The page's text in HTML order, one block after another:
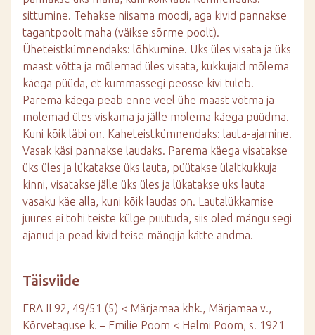
sittumine. Tehakse niisama moodi, aga kivid pannakse
tagantpoolt maha (väikse sõrme poolt).
Üheteistkümnendaks: lõhkumine. Üks üles visata ja üks
maast võtta ja mõlemad üles visata, kukkujaid mõlema
käega püüda, et kummassegi peosse kivi tuleb.
Parema käega peab enne veel ühe maast võtma ja
mõlemad üles viskama ja jälle mõlema käega püüdma.
Kuni kõik läbi on. Kaheteistkümnendaks: lauta-ajamine.
Vasak käsi pannakse laudaks. Parema käega visatakse
üks üles ja lükatakse üks lauta, püütakse ülaltkukkuja
kinni, visatakse jälle üks üles ja lükatakse üks lauta
vasaku käe alla, kuni kõik laudas on. Lautalükkamise
juures ei tohi teiste külge puutuda, siis oled mängu segi
ajanud ja pead kivid teise mängija kätte andma.
Täisviide
ERA II 92, 49/51 (5) < Märjamaa khk., Märjamaa v.,
Kõrvetaguse k. – Emilie Poom < Helmi Poom, s. 1921